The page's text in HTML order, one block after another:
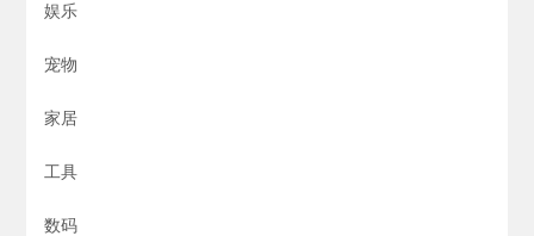
娱乐
宠物
家居
工具
数码